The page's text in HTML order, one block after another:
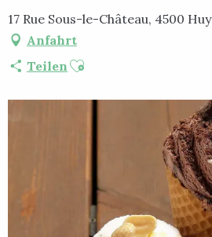
17 Rue Sous-le-Château, 4500 Huy
Anfahrt
Teilen Ajouter aux favoris